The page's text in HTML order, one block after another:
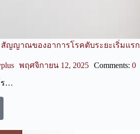
สัญญาณของอาการโรคตับระยะเริ่มแรก
พฤศจิกายน 12, 2025 Comments:0
ร…